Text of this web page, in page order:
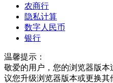
农商行
隐私计算
数字人民币
银行
温馨提示：
敬爱的用户，您的浏览器版
议您升级浏览器版本或更换其